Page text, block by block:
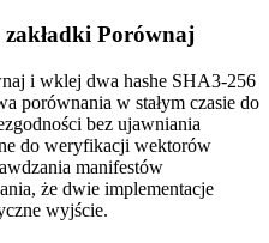
Porównaj
i wklej dwa hashe SHA3-256
porównania w stałym czasie do
bez ujawniania
do weryfikacji wektorów
manifestów
że dwie implementacje
wyjście.